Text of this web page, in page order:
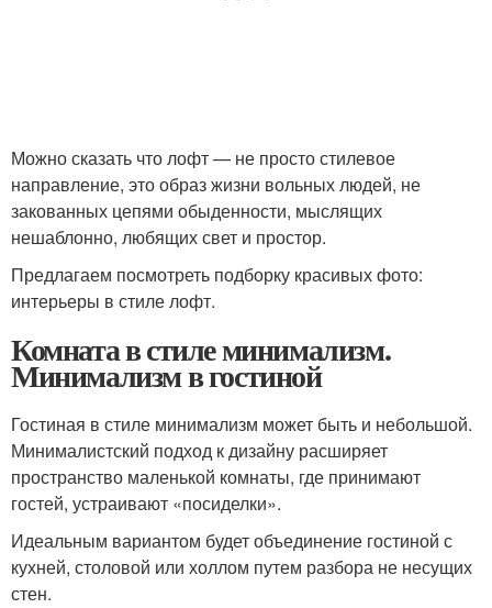
Можно сказать что лофт — не просто стилевое
направление, это образ жизни вольных людей, не
закованных цепями обыденности, мыслящих
нешаблонно, любящих свет и простор.
Предлагаем посмотреть подборку красивых фото:
интерьеры в стиле лофт.
Комната в стиле минимализм.
Минимализм в гостиной
Гостиная в стиле минимализм может быть и небольшой.
Минималистский подход к дизайну расширяет
пространство маленькой комнаты, где принимают
гостей, устраивают «посиделки».
Идеальным вариантом будет объединение гостиной с
кухней, столовой или холлом путем разбора не несущих
стен.